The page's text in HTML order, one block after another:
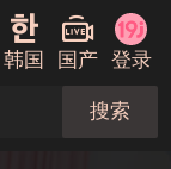
韩国 国产 登录
搜索